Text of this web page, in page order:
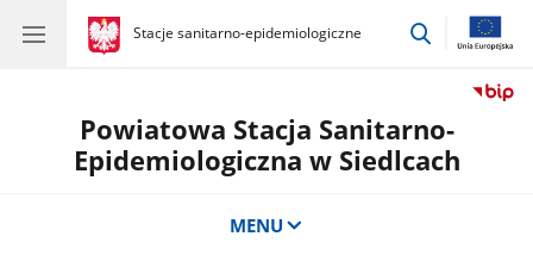
gov.pl
Stacje sanitarno-epidemiologiczne
gov.pl
Stacje
przejdź
Powiatowa Stacja Sanitarno-
Epidemiologiczna w Siedlcach
MENU